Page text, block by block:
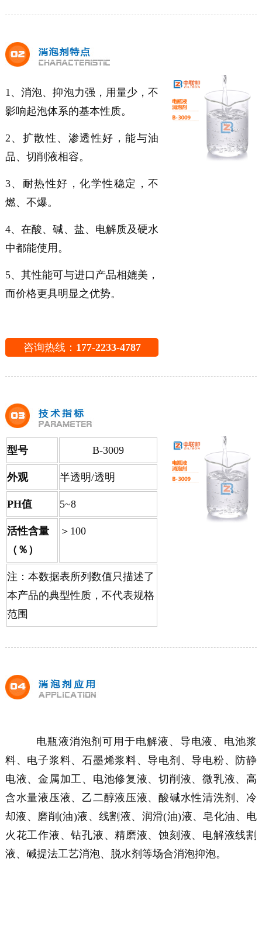
1、消泡、抑泡力强，用量少，不
影响起泡体系的基本性质。
2、扩散性、渗透性好，能与油
品、切削液相容。
3、耐热性好，化学性稳定，不
燃、不爆。
4、在酸、碱、盐、电解质及硬水
中都能使用。
5、其性能可与进口产品相媲美，
而价格更具明显之优势。
咨询热线： 177-2233-4787
型号 B-3009
外观 半透明/透明
PH值 5~8
活性含量
（％）
＞100
注：本数据表所列数值只描述了
本产品的典型性质，不代表规格
范围
电瓶液消泡剂可用于电解液、导电液、电池浆
料、电子浆料、石墨烯浆料、导电剂、导电粉、防静
电液、金属加工、电池修复液、切削液、微乳液、高
含水量液压液、乙二醇液压液、酸碱水性清洗剂、冷
却液、磨削(油)液、线割液、润滑(油)液、皂化油、电
火花工作液、钻孔液、精磨液、蚀刻液、电解液线割
液、碱提法工艺消泡、脱水剂等场合消泡抑泡。